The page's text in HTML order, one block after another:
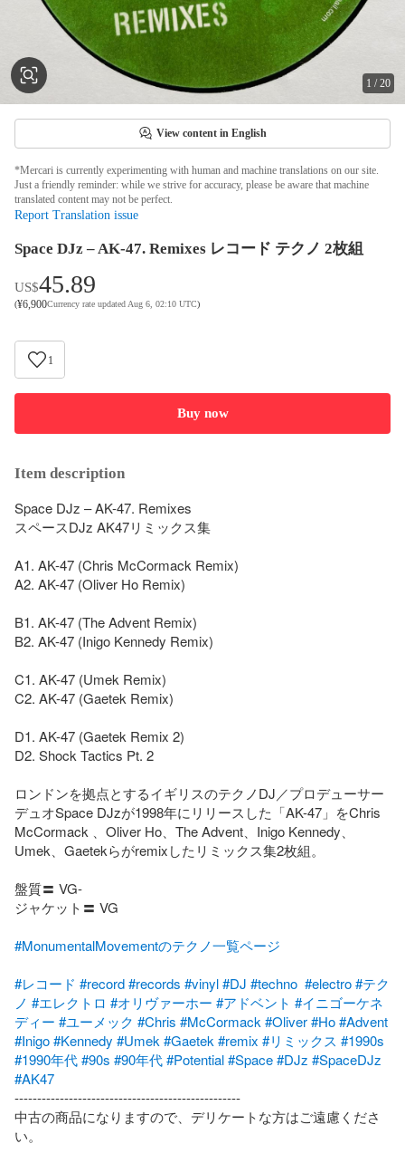
1 /20
View content in English
*Mercari is currently experimenting with human and machine translations on our site.
Just a friendly reminder: while we strive for accuracy, please be aware that machine
translated content may not be perfect.
Report Translation issue
Space DJz – AK-47. Remixes レコード テクノ 2枚組
US$45.89
(¥6,900Currency rate updated Aug 6, 02:10 UTC)
1
Buy now
Item description
Space DJz – AK-47. Remixes
スペースDJz AK47リミックス集
A1. AK-47 (Chris McCormack Remix)
A2. AK-47 (Oliver Ho Remix)
B1. AK-47 (The Advent Remix)
B2. AK-47 (Inigo Kennedy Remix)
C1. AK-47 (Umek Remix)
C2. AK-47 (Gaetek Remix)
D1. AK-47 (Gaetek Remix 2)
D2. Shock Tactics Pt. 2
ロンドンを拠点とするイギリスのテクノDJ／プロデューサー
デュオSpace DJzが1998年にリリースした「AK-47」をChris
McCormack 、Oliver Ho、The Advent、Inigo Kennedy、
Umek、Gaetekらがremixしたリミックス集2枚組。
盤質〓 VG-
ジャケット〓 VG
#MonumentalMovementのテクノ一覧ページ
#レコード #record#records #vinyl#DJ #techno #electro#テク
ノ #エレクトロ #オリヴァーホー #アドベント #イニゴーケネ
ディー #ユーメック #Chris #McCormack #Oliver#Ho#Advent
#Inigo#Kennedy #Umek #Gaetek #remix #リミックス #1990s
#1990年代#90s #90年代#Potential#Space#DJz #SpaceDJz
#AK47
--------------------------------------------------
中古の商品になりますので、デリケートな方はご遠慮くださ
い。